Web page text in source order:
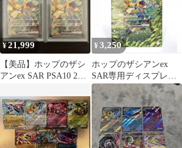
¥21,999
【美品】ホップのザシ
アンex SAR PSA10 2枚
¥ 3,250
ホップのザシアンex
SAR専用ディスプレイ
フレーム